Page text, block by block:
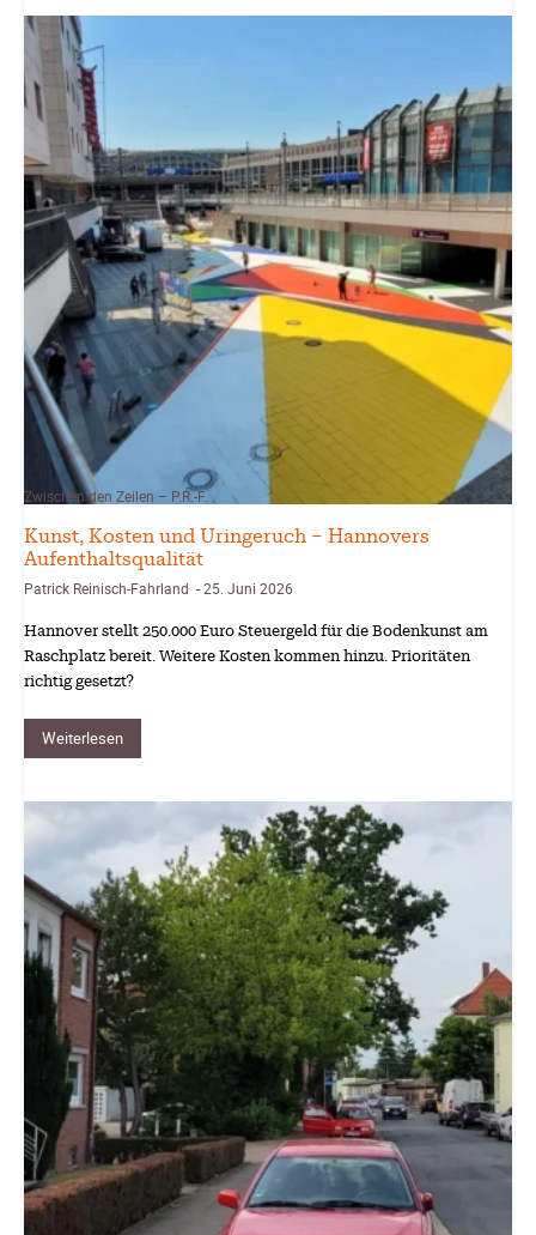
Zwischen den Zeilen – P.R.-F.
Kunst, Kosten und Uringeruch – Hannovers
Aufenthaltsqualität
Patrick Reinisch-Fahrland -25. Juni 2026
Hannover stellt 250.000 Euro Steuergeld für die Bodenkunst am
Raschplatz bereit. Weitere Kosten kommen hinzu. Prioritäten
richtig gesetzt?
Weiterlesen